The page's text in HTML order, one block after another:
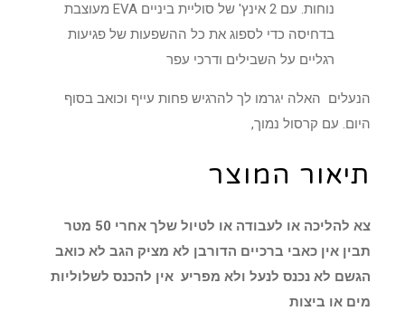
נוחות. עם 2 אינץ' של סוליית ביניים EVA מעוצבת
בדחיסה כדי לספוג את כל ההשפעות של פגיעות
רגליים על השבילים ודרכי עפר
הנעלים האלה יגרמו לך להרגיש פחות עייף וכואב בסוף
היום. עם קרסול נמוך,
תיאור המוצר
צא להליכה או לעבודה או לטיול שלך אחרי 50 מטר
תבין אין כאבי ברכיים הדורבן לא מציק הגב לא כואב
הגשם לא נכנס לנעל ולא מפריע אין להכנס לשלוליות
מים או ביצות